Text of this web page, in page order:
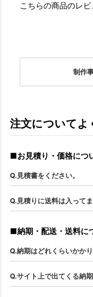
お買い物を続ける
こちらの商品のレビ
制作
注文についてよ
■お見積り・価格につ
Q.見積書をください。
Q.見積りに送料は入ってま
■納期・配送・送料に
Q.納期はどれくらいかかり
Q.サイト上で出てくる納